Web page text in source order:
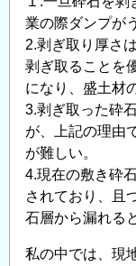
業の際ダンプが
2.剥ぎ取り厚さ
剥ぎ取ることを
になり、盛土材
3.剥ぎ取った砕
が、上記の理由
が難しい。
4.現在の敷き砕
されており、且
石層から漏れる
私の中では、現